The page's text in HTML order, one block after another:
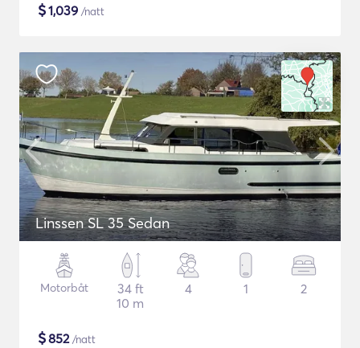
$1,039 /natt
Linssen SL 35 Sedan
Motorbåt
34 ft
10 m
4 1 2
$852/natt